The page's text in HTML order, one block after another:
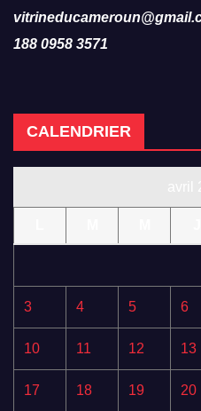
188 0958 3571
CALENDRIER
3 4 5 6
10 11 12 13
17 18 19 20